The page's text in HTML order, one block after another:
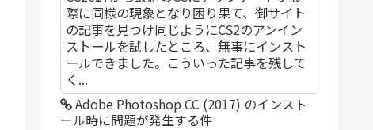
際に同様の現象となり困り果て、御サイト
の記事を見つけ同じようにCS2のアンイン
ストールを試したところ、無事にインスト
ールできました。こういった記事を残して
く...
Adobe Photoshop CC (2017) のインスト
ール時に問題が発生する件